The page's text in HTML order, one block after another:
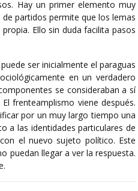
Hay un primer elemento muy
partidos permite que los lemas
Ello sin duda facilita pasos
ser inicialmente el paraguas
en un verdadero
se consideraban a sí
frenteamplismo viene después.
por un muy largo tiempo una
a las identidades particulares de
el nuevo sujeto político. Este
puedan llegar a ver la respuesta.